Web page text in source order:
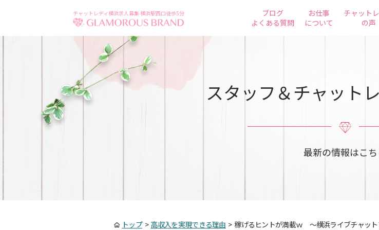
チャットレディ横浜求人募集 横浜駅西口徒歩5分
ブログ
よくある質問
お仕事
について
チャット
の声
スタッフ＆チャット
最新の情報はこち
トップ> 高収入を実現できる理由 > 稼げるヒントが満載ｗ ～横浜ライブチャッ